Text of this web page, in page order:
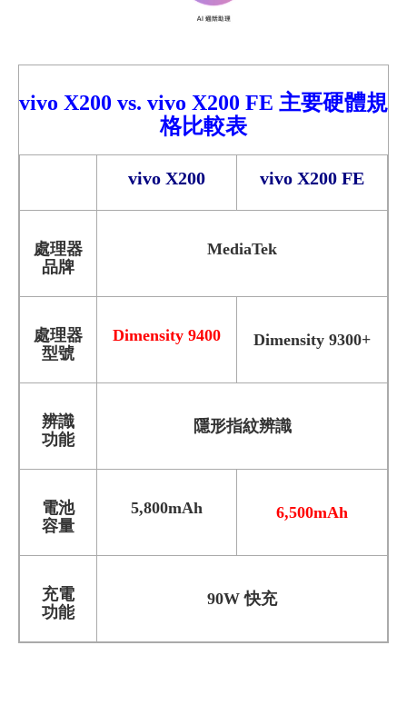
vivo X200 vs. vivo X200 FE 主要硬體規
格比較表
vivo X200 vivo X200 FE
處理器
品牌
MediaTek
處理器
型號
Dimensity 9400 Dimensity 9300+
辨識
功能
隱形指紋辨識
電池
容量
5,800mAh 6,500mAh
充電
功能
90W 快充